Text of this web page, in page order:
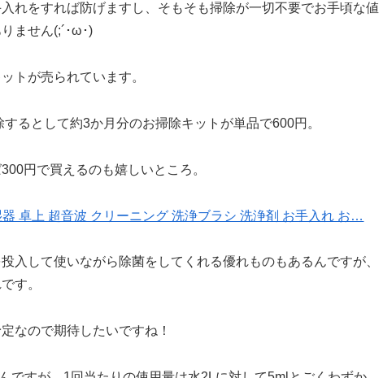
れをすれば防げますし、そもそも掃除が一切不要でお手頃な値
ません(;´･ω･)
トが売られています。
るとして約3か月分のお掃除キットが単品で600円。
円で買えるのも嬉しいところ。
器 卓上 超音波 クリーニング 洗浄ブラシ 洗浄剤 お手入れ お…
入して使いながら除菌をしてくれる優れものもあるんですが、
す。
なので期待したいですね！